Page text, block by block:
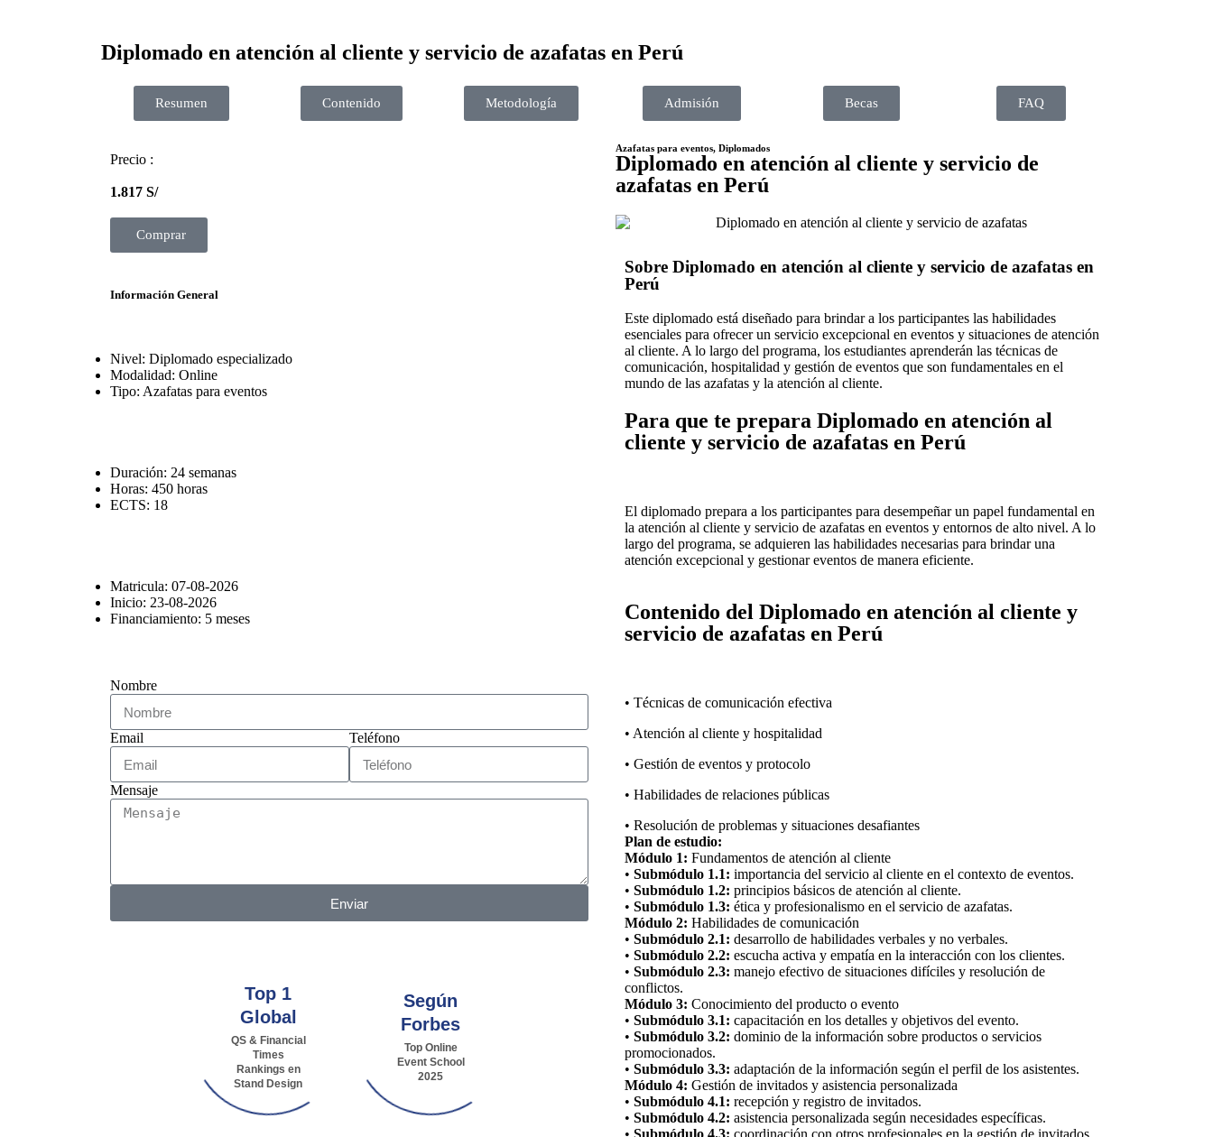
Diplomado en atención al cliente y servicio de azafatas en Perú
Resumen Contenido Metodología Admisión Becas FAQ
Precio :
1.817 S/
Comprar
Información General
Nivel: Diplomado especializado
Modalidad: Online
Tipo: Azafatas para eventos
Duración: 24 semanas
Horas: 450 horas
ECTS: 18
Matricula: 07-08-2026
Inicio: 23-08-2026
Financiamiento: 5 meses
Nombre
Email Teléfono
Mensaje
Enviar
Top 1
Global
QS & Financial
Times
Rankings en
Stand Design
Según
Forbes
Top Online
Event School
2025
Azafatas para eventos, Diplomados
Diplomado en atención al cliente y servicio de
azafatas en Perú
Sobre Diplomado en atención al cliente y servicio de azafatas en
Perú
Este diplomado está diseñado para brindar a los participantes las habilidades
esenciales para ofrecer un servicio excepcional en eventos y situaciones de atención
al cliente. A lo largo del programa, los estudiantes aprenderán las técnicas de
comunicación, hospitalidad y gestión de eventos que son fundamentales en el
mundo de las azafatas y la atención al cliente.
Para que te prepara Diplomado en atención al
cliente y servicio de azafatas en Perú
El diplomado prepara a los participantes para desempeñar un papel fundamental en
la atención al cliente y servicio de azafatas en eventos y entornos de alto nivel. A lo
largo del programa, se adquieren las habilidades necesarias para brindar una
atención excepcional y gestionar eventos de manera eficiente.
Contenido del Diplomado en atención al cliente y
servicio de azafatas en Perú
• Técnicas de comunicación efectiva
• Atención al cliente y hospitalidad
• Gestión de eventos y protocolo
• Habilidades de relaciones públicas
• Resolución de problemas y situaciones desafiantes
Plan de estudio:
Módulo 1: Fundamentos de atención al cliente
• Submódulo 1.1: importancia del servicio al cliente en el contexto de eventos.
• Submódulo 1.2: principios básicos de atención al cliente.
• Submódulo 1.3: ética y profesionalismo en el servicio de azafatas.
Módulo 2: Habilidades de comunicación
• Submódulo 2.1: desarrollo de habilidades verbales y no verbales.
• Submódulo 2.2: escucha activa y empatía en la interacción con los clientes.
• Submódulo 2.3: manejo efectivo de situaciones difíciles y resolución de
conflictos.
Módulo 3: Conocimiento del producto o evento
• Submódulo 3.1: capacitación en los detalles y objetivos del evento.
• Submódulo 3.2: dominio de la información sobre productos o servicios
promocionados.
• Submódulo 3.3: adaptación de la información según el perfil de los asistentes.
Módulo 4: Gestión de invitados y asistencia personalizada
• Submódulo 4.1: recepción y registro de invitados.
• Submódulo 4.2: asistencia personalizada según necesidades específicas.